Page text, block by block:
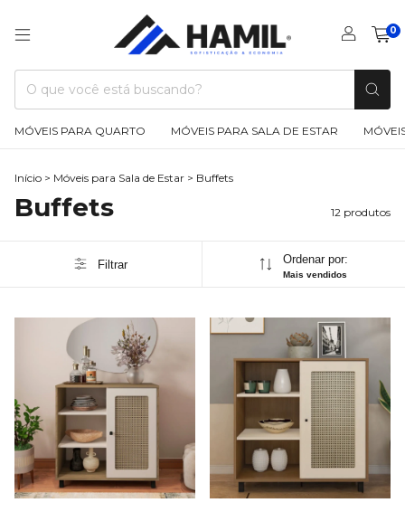
0
MÓVEIS PARA QUARTO MÓVEIS PARA SALA DE ESTAR
Início > Móveis para Sala de Estar > Buffets
Buffets 12 produtos
Filtrar Ordenar por:
Mais vendidos